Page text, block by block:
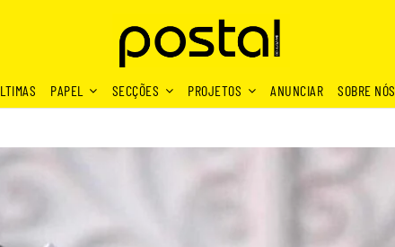
PAPEL SECÇÕES PROJETOS ANUNCIAR SOBRE NÓS